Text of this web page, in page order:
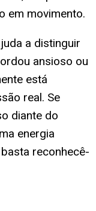
em movimento.
a distinguir
ansioso ou
está
real. Se
diante do
energia
reconhecê-